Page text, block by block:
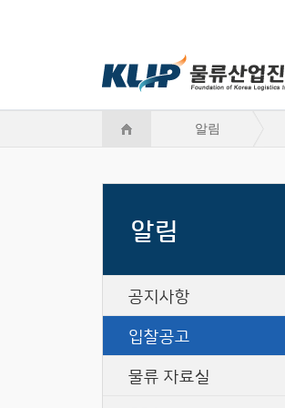
알림
알림
공지사항
입찰공고
물류 자료실